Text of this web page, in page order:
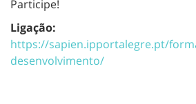
Participe!
Ligação:
https://sapien.ipportalegre.pt/
desenvolvimento/